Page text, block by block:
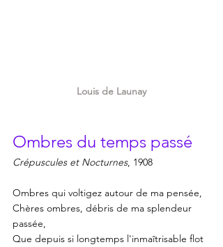
Louis de Launay
Ombres du temps passé
Crépuscules et Nocturnes, 1908
Ombres qui voltigez autour de ma pensée,
Chères ombres, débris de ma splendeur
passée,
Que depuis si longtemps l'inmaîtrisable flot